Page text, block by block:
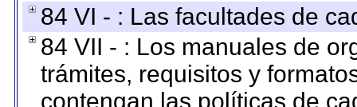
84 VI - : Las facultades de
84 VII - : Los manuales de
trámites, requisitos y
contengan las políticas de